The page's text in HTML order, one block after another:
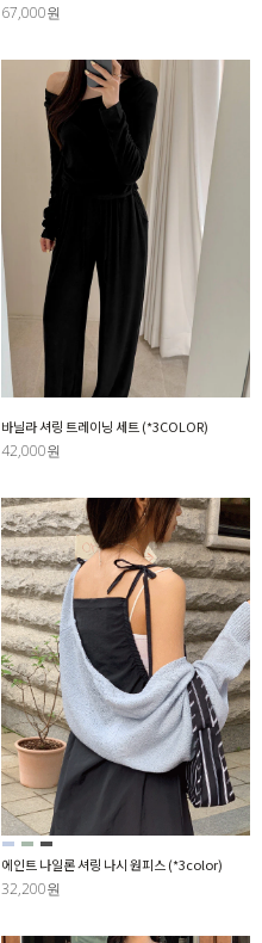
67,000원
바닐라 셔링 트레이닝 세트 (*3COLOR)
42,000원
에인트 나일론 셔링 나시 원피스 (*3color)
32,200원